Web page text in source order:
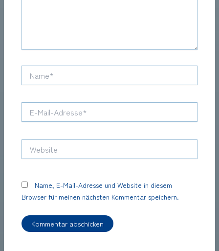
Mail-
Name, E-Mail-Adresse und Website in diesem
Browser für meinen nächsten Kommentar speichern.